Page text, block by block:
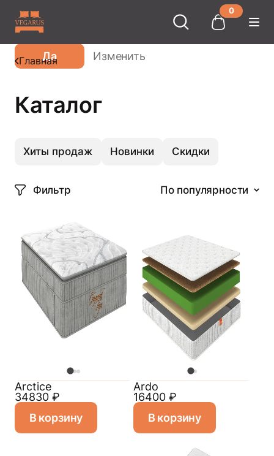
0
Ваш город
Да Изменить
Главная
Каталог
Хиты продаж Новинки Скидки
Фильтр По популярности
Arctice
34830 ₽
В корзину
Ardo
16400 ₽
В корзину